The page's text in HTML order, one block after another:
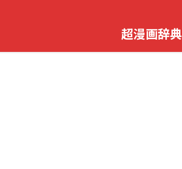
超漫画辞典